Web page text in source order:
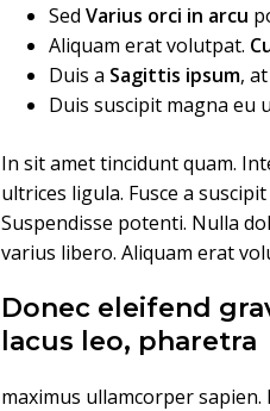
Sed Varius orci in arcu
Aliquam erat volutpat.
Duis a Sagittis ipsum,
Duis suscipit magna eu
In sit amet tincidunt quam.
ultrices ligula. Fusce a
Suspendisse potenti. Nulla
varius libero. Aliquam erat
Donec eleifend
lacus leo, pharetra
maximus ullamcorper